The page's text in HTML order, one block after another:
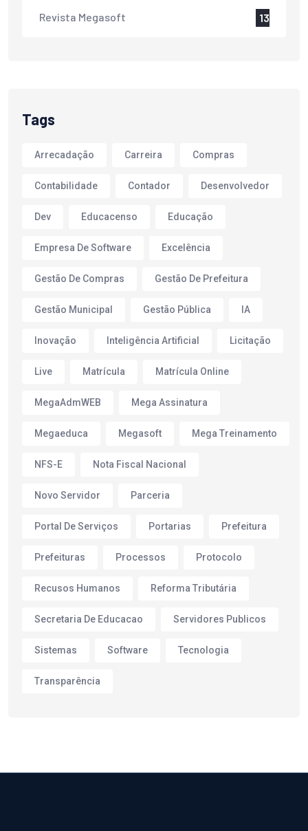
Revista Megasoft 13
Tags
Arrecadação Carreira Compras
Contabilidade Contador Desenvolvedor
Dev Educacenso Educação
Empresa De Software Excelência
Gestão De Compras Gestão De Prefeitura
Gestão Municipal Gestão Pública IA
Inovação Inteligência Artificial Licitação
Live Matrícula Matrícula Online
MegaAdmWEB Mega Assinatura
Megaeduca Megasoft Mega Treinamento
NFS-E Nota Fiscal Nacional
Novo Servidor Parceria
Portal De Serviços Portarias Prefeitura
Prefeituras Processos Protocolo
Recusos Humanos Reforma Tributária
Secretaria De Educacao Servidores Publicos
Sistemas Software Tecnologia
Transparência